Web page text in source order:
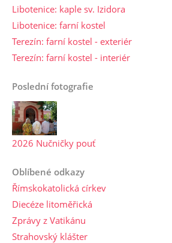
Libotenice: kaple sv. Izidora
Libotenice: farní kostel
Terezín: farní kostel - exteriér
Terezín: farní kostel - interiér
Poslední fotografie
2026 Nučničky pouť
Oblíbené odkazy
Římskokatolická církev
Diecéze litoměřická
Zprávy z Vatikánu
Strahovský klášter